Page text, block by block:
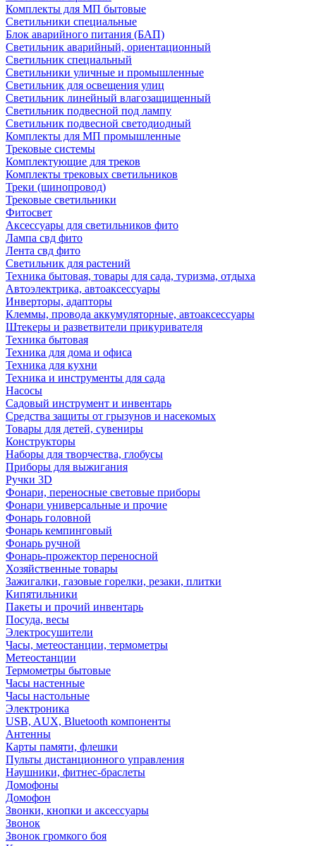
Комплекты для МП бытовые
Светильники специальные
Блок аварийного питания (БАП)
Светильник аварийный, ориентационный
Светильник специальный
Светильники уличные и промышленные
Светильник для освещения улиц
Светильник линейный влагозащищенный
Светильник подвесной под лампу
Светильник подвесной светодиодный
Комплекты для МП промышленные
Трековые системы
Комплектующие для треков
Комплекты трековых светильников
Треки (шинопровод)
Трековые светильники
Фитосвет
Аксессуары для светильников фито
Лампа свд фито
Лента свд фито
Светильник для растений
Техника бытовая, товары для сада, туризма, отдыха
Автоэлектрика, автоаксессуары
Инверторы, адапторы
Клеммы, провода аккумуляторные, автоаксессуары
Штекеры и разветвители прикуривателя
Техника бытовая
Техника для дома и офиса
Техника для кухни
Техника и инструменты для сада
Насосы
Садовый инструмент и инвентарь
Средства защиты от грызунов и насекомых
Товары для детей, сувениры
Конструкторы
Наборы для творчества, глобусы
Приборы для выжигания
Ручки 3D
Фонари, переносные световые приборы
Фонари универсальные и прочие
Фонарь головной
Фонарь кемпинговый
Фонарь ручной
Фонарь-прожектор переносной
Хозяйственные товары
Зажигалки, газовые горелки, резаки, плитки
Кипятильники
Пакеты и прочий инвентарь
Посуда, весы
Электросушители
Часы, метеостанции, термометры
Метеостанции
Термометры бытовые
Часы настенные
Часы настольные
Электроника
USB, AUX, Bluetooth компоненты
Антенны
Карты памяти, флешки
Пульты дистанционного управления
Наушники, фитнес-браслеты
Домофоны
Домофон
Звонки, кнопки и аксессуары
Звонок
Звонок громкого боя